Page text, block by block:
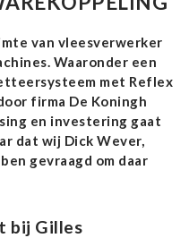
van vleesverwerker
Waaronder een
met Reflex
firma De Koningh
en investering gaat
dat wij Dick Wever,
gevraagd om daar
bij Gilles